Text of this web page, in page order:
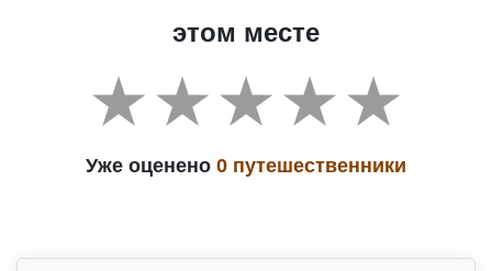
этом месте
Уже оценено 0 путешественники